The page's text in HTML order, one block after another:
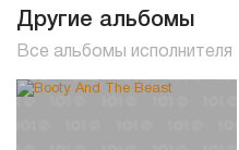
Другие альбомы
Все альбомы исполнителя